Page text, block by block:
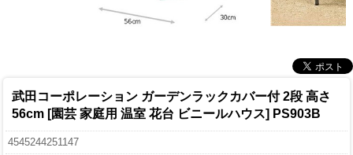
武田コーポレーション ガーデンラックカバー付 2段 高さ
56cm [園芸 家庭用 温室 花台 ビニールハウス] PS903B
4545244251147